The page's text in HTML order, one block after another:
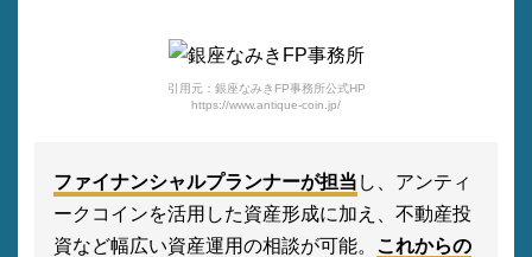
引用元：銀座なみきFP事務所公式HP
https://www.antique-coin.jp/
ファイナンシャルプランナーが担当 し、アンティ
ークコインを活用した資産形成に加え、不動産投
資など幅広い資産運用の相談が可能。
これからの